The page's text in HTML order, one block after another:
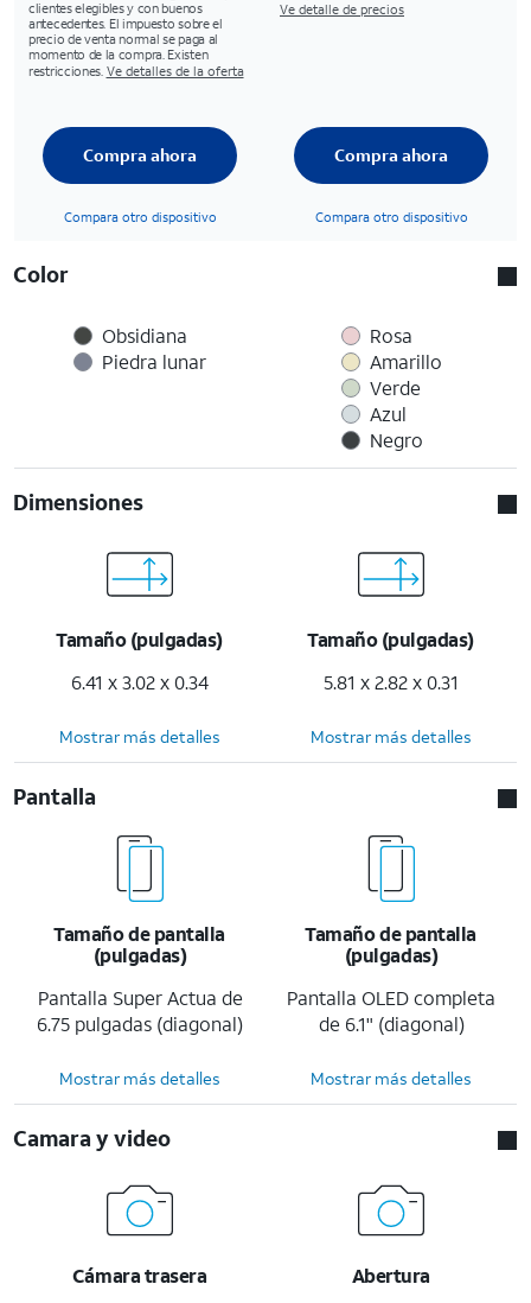
clientes elegibles y con buenos
antecedentes. El impuesto sobre el
precio de venta normal se paga al
momento de la compra. Existen
restricciones. Ve detalles de la oferta
Ve detalle de precios
Compra ahora
Compara otro dispositivo
Compra ahora
Compara otro dispositivo
Color
Obsidiana
Piedra lunar
Rosa
Amarillo
Verde
Azul
Negro
Dimensiones
Tamaño (pulgadas)
6.41 x 3.02 x 0.34
Tamaño (pulgadas)
5.81 x 2.82 x 0.31
Mostrar más detalles Mostrar más detalles
Pantalla
Tamaño de pantalla
(pulgadas)
Pantalla Super Actua de
6.75 pulgadas (diagonal)
Tamaño de pantalla
(pulgadas)
Pantalla OLED completa
de 6.1" (diagonal)
Mostrar más detalles Mostrar más detalles
Camara y video
Cámara trasera
Abertura